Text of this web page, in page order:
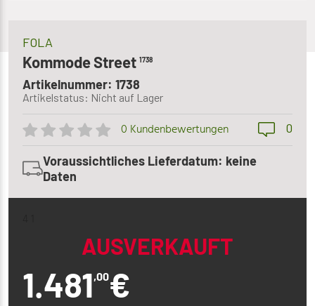
FOLA
Kommode Street 1738
Artikelnummer: 1738
Artikelstatus: Nicht auf Lager
0 Kundenbewertungen 0
Voraussichtliches Lieferdatum: keine
Daten
AUSVERKAUFT
1.481,00€